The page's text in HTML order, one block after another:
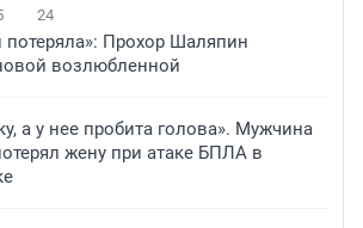
24
потеряла»: Прохор Шаляпин
возлюбленной
а у нее пробита голова». Мужчина
жену при атаке БПЛА в